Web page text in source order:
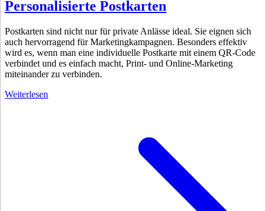
Personalisierte Postkarten
Postkarten sind nicht nur für private Anlässe ideal. Sie eignen sich
auch hervorragend für Marketingkampagnen. Besonders effektiv
wird es, wenn man eine individuelle Postkarte mit einem QR-Code
verbindet und es einfach macht, Print- und Online-Marketing
miteinander zu verbinden.
Weiterlesen